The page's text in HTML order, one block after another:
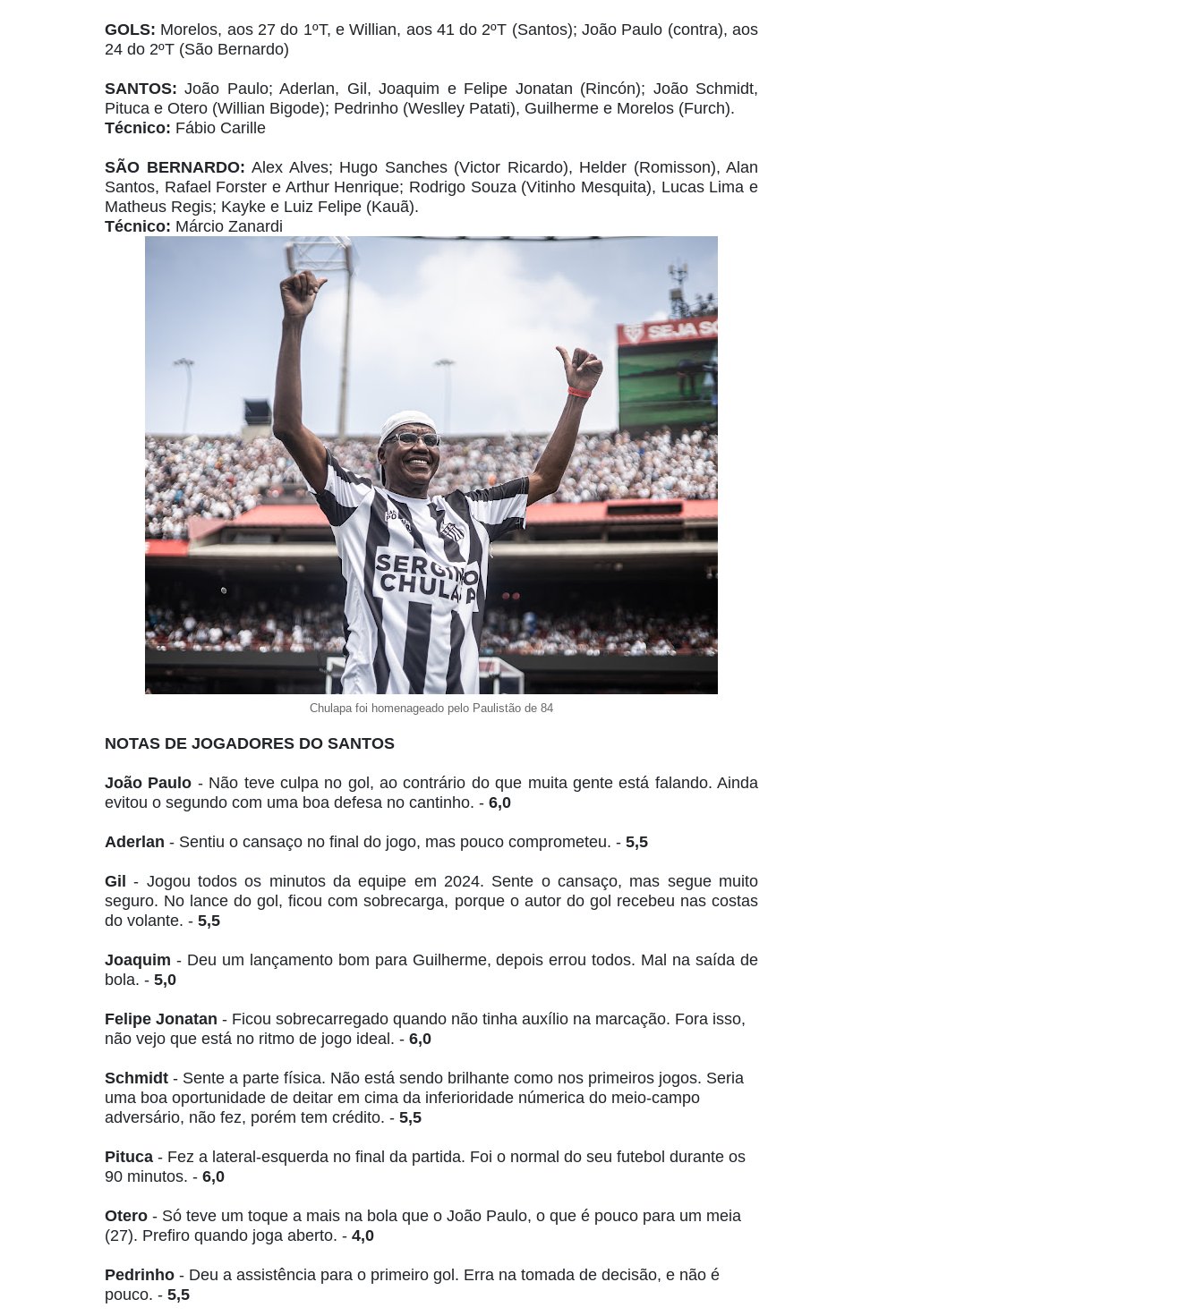
GOLS: Morelos, aos 27 do 1ºT, e Willian, aos 41 do 2ºT (Santos); João Paulo (contra), aos
24 do 2ºT (São Bernardo)
SANTOS: João Paulo; Aderlan, Gil, Joaquim e Felipe Jonatan (Rincón); João Schmidt,
Pituca e Otero (Willian Bigode); Pedrinho (Weslley Patati), Guilherme e Morelos (Furch).
Técnico: Fábio Carille
SÃO BERNARDO: Alex Alves; Hugo Sanches (Victor Ricardo), Helder (Romisson), Alan
Santos, Rafael Forster e Arthur Henrique; Rodrigo Souza (Vitinho Mesquita), Lucas Lima e
Matheus Regis; Kayke e Luiz Felipe (Kauã).
Técnico: Márcio Zanardi
Chulapa foi homenageado pelo Paulistão de 84
NOTAS DE JOGADORES DO SANTOS
João Paulo - Não teve culpa no gol, ao contrário do que muita gente está falando. Ainda
evitou o segundo com uma boa defesa no cantinho. - 6,0
Aderlan - Sentiu o cansaço no final do jogo, mas pouco comprometeu. - 5,5
Gil- Jogou todos os minutos da equipe em 2024. Sente o cansaço, mas segue muito
seguro. No lance do gol, ficou com sobrecarga, porque o autor do gol recebeu nas costas
do volante. - 5,5
Joaquim - Deu um lançamento bom para Guilherme, depois errou todos. Mal na saída de
bola. - 5,0
Felipe Jonatan - Ficou sobrecarregado quando não tinha auxílio na marcação. Fora isso,
não vejo que está no ritmo de jogo ideal. - 6,0
Schmidt - Sente a parte física. Não está sendo brilhante como nos primeiros jogos. Seria
uma boa oportunidade de deitar em cima da inferioridade númerica do meio-campo
adversário, não fez, porém tem crédito. - 5,5
Pituca - Fez a lateral-esquerda no final da partida. Foi o normal do seu futebol durante os
90 minutos. - 6,0
Otero - Só teve um toque a mais na bola que o João Paulo, o que é pouco para um meia
(27). Prefiro quando joga aberto. - 4,0
Pedrinho - Deu a assistência para o primeiro gol. Erra na tomada de decisão, e não é
pouco. - 5,5